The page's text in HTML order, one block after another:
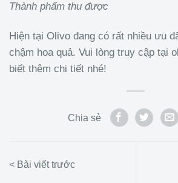
Thành phẩm thu được
Hiện tại Olivo đang có rất nhiều ưu
chậm hoa quả. Vui lòng truy cập tại
biết thêm chi tiết nhé!
Chia sẻ